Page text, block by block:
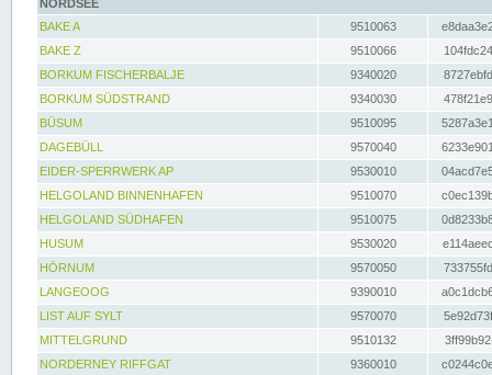
NORDSEE
BAKE A
9510063
BAKE Z
9510066
BORKUM FISCHERBALJE
9340020
BORKUM SÜDSTRAND
9340030
BÜSUM
9510095
DAGEBÜLL
9570040
EIDER-SPERRWERK AP
9530010
HELGOLAND BINNENHAFEN
9510070
HELGOLAND SÜDHAFEN
9510075
HUSUM
9530020
HÖRNUM
9570050
LANGEOOG
9390010
LIST AUF SYLT
9570070
MITTELGRUND
9510132
NORDERNEY RIFFGAT
9360010